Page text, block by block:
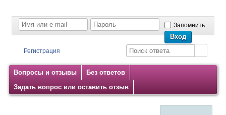
Запомнить
Регистрация
Вопросы и отзывы
Без ответов
Задать вопрос или оставить отзыв